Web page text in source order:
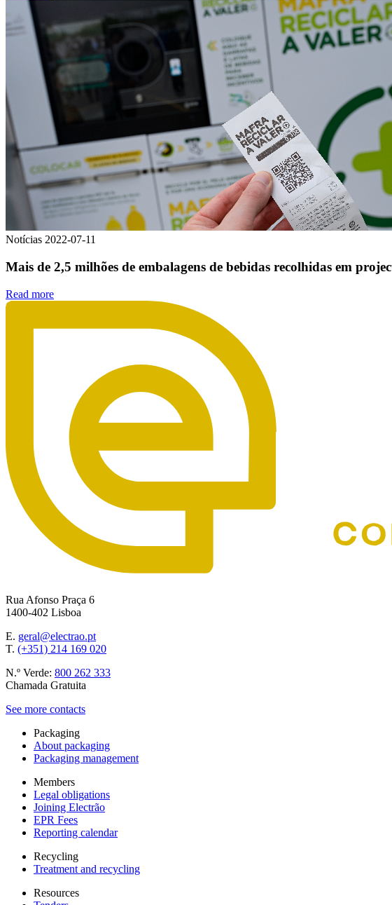
Notícias 2022-07-11
Mais de 2,5 milhões de embalagens de bebidas recolhidas em
Read more
Rua Afonso Praça 6
1400-402 Lisboa
E. geral@electrao.pt
T. (+351) 214 169 020
N.º Verde: 800 262 333
Chamada Gratuita
See more contacts
Packaging
About packaging
Packaging management
Members
Legal obligations
Joining Electrão
EPR Fees
Reporting calendar
Recycling
Treatment and recycling
Resources